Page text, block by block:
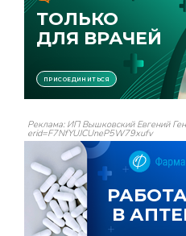
Реклама: ИП Вышковский Евгений
erid=F7NfYUJCUneP5W79xufv